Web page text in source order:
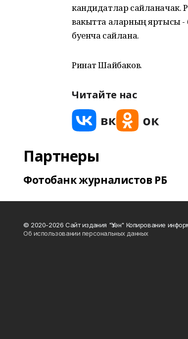
кандидатлар сайланачак.
вакытта алар­ның яртысы -
буенча сайлана.
Ринат Шайбаков.
Читайте нас
Партнеры
Фотобанк журналистов РБ
© 2020-2026 Сайт издания "Үзән" Копирование
Об использовании персональных данных